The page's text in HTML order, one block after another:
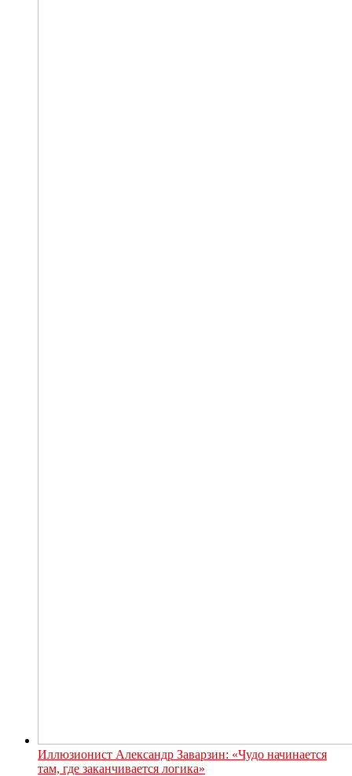
Иллюзионист Александр Заварзин: «Чудо начинается
там, где заканчивается логика»